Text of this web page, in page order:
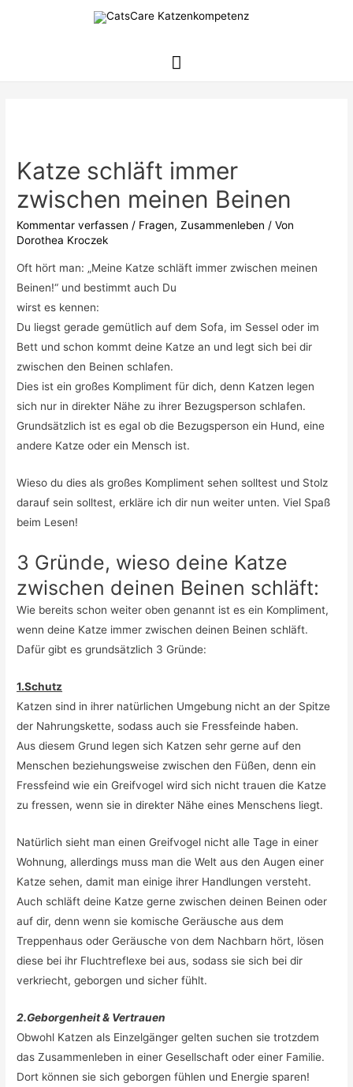
Hauptmenü
Katze schläft immer
zwischen meinen Beinen
Kommentar verfassen / Fragen,Zusammenleben / Von
Dorothea Kroczek
Oft hört man: „Meine Katze schläft immer zwischen meinen
Beinen!“ und bestimmt auch Du
wirst es kennen:
Du liegst gerade gemütlich auf dem Sofa, im Sessel oder im
Bett und schon kommt deine Katze an und legt sich bei dir
zwischen den Beinen schlafen.
Dies ist ein großes Kompliment für dich, denn Katzen legen
sich nur in direkter Nähe zu ihrer Bezugsperson schlafen.
Grundsätzlich ist es egal ob die Bezugsperson ein Hund, eine
andere Katze oder ein Mensch ist.
Wieso du dies als großes Kompliment sehen solltest und Stolz
darauf sein solltest, erkläre ich dir nun weiter unten. Viel Spaß
beim Lesen!
3 Gründe, wieso deine Katze
zwischen deinen Beinen schläft:
Wie bereits schon weiter oben genannt ist es ein Kompliment,
wenn deine Katze immer zwischen deinen Beinen schläft.
Dafür gibt es grundsätzlich 3 Gründe:
1.Schutz
Katzen sind in ihrer natürlichen Umgebung nicht an der Spitze
der Nahrungskette, sodass auch sie Fressfeinde haben.
Aus diesem Grund legen sich Katzen sehr gerne auf den
Menschen beziehungsweise zwischen den Füßen, denn ein
Fressfeind wie ein Greifvogel wird sich nicht trauen die Katze
zu fressen, wenn sie in direkter Nähe eines Menschens liegt.
Natürlich sieht man einen Greifvogel nicht alle Tage in einer
Wohnung, allerdings muss man die Welt aus den Augen einer
Katze sehen, damit man einige ihrer Handlungen versteht.
Auch schläft deine Katze gerne zwischen deinen Beinen oder
auf dir, denn wenn sie komische Geräusche aus dem
Treppenhaus oder Geräusche von dem Nachbarn hört, lösen
diese bei ihr Fluchtreflexe bei aus, sodass sie sich bei dir
verkriecht, geborgen und sicher fühlt.
2.Geborgenheit & Vertrauen
Obwohl Katzen als Einzelgänger gelten suchen sie trotzdem
das Zusammenleben in einer Gesellschaft oder einer Familie.
Dort können sie sich geborgen fühlen und Energie sparen!